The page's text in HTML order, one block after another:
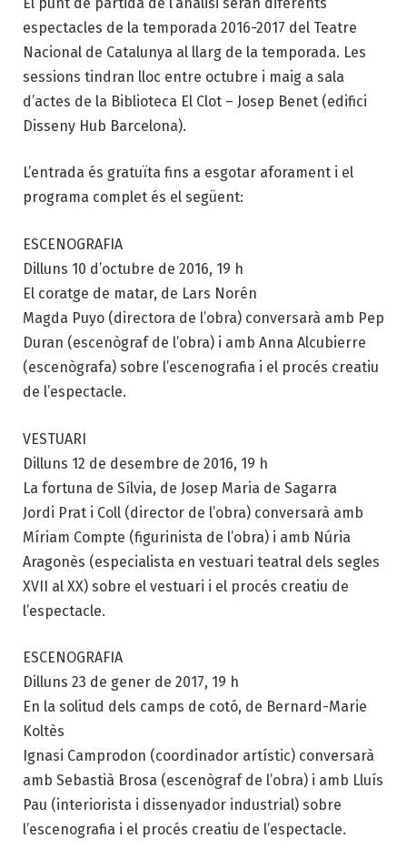
espectacles de la temporada 2016-2017 del Teatre
Nacional de Catalunya al llarg de la temporada. Les
sessions tindran lloc entre octubre i maig a sala
d’actes de la Biblioteca El Clot – Josep Benet (edifici
Disseny Hub Barcelona).
L’entrada és gratuïta fins a esgotar aforament i el
programa complet és el següent:
ESCENOGRAFIA
Dilluns 10 d’octubre de 2016, 19 h
El coratge de matar, de Lars Norén
Magda Puyo (directora de l’obra) conversarà amb Pep
Duran (escenògraf de l’obra) i amb Anna Alcubierre
(escenògrafa) sobre l’escenografia i el procés creatiu
de l’espectacle.
VESTUARI
Dilluns 12 de desembre de 2016, 19 h
La fortuna de Sílvia, de Josep Maria de Sagarra
Jordi Prat i Coll (director de l’obra) conversarà amb
Míriam Compte (figurinista de l’obra) i amb Núria
Aragonès (especialista en vestuari teatral dels segles
XVII al XX) sobre el vestuari i el procés creatiu de
l’espectacle.
ESCENOGRAFIA
Dilluns 23 de gener de 2017, 19 h
En la solitud dels camps de cotó, de Bernard-Marie
Koltès
Ignasi Camprodon (coordinador artístic) conversarà
amb Sebastià Brosa (escenògraf de l’obra) i amb Lluís
Pau (interiorista i dissenyador industrial) sobre
l’escenografia i el procés creatiu de l’espectacle.